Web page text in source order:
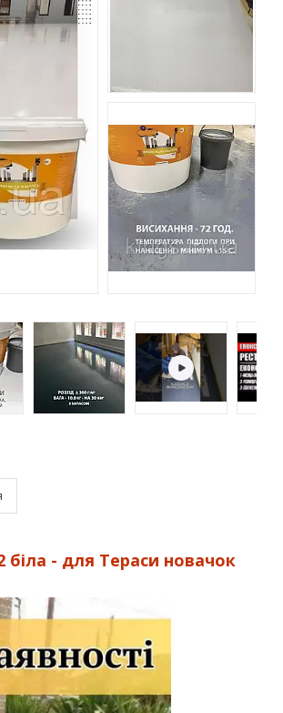
біла - для Тераси новачок